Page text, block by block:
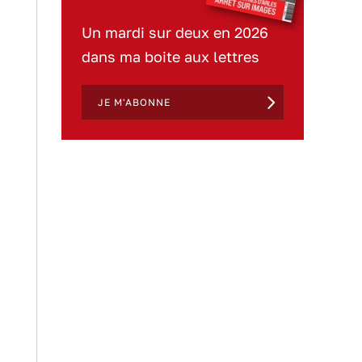
Un mardi sur deux en 2026
dans ma boite aux lettres
JE M'ABONNE